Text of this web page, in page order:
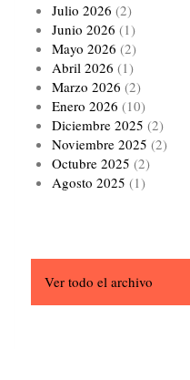
Julio 2026 (2)
Junio 2026 (1)
Mayo 2026 (2)
Abril 2026 (1)
Marzo 2026 (2)
Enero 2026 (10)
Diciembre 2025 (2)
Noviembre 2025 (2)
Octubre 2025 (2)
Agosto 2025 (1)
Ver todo el archivo